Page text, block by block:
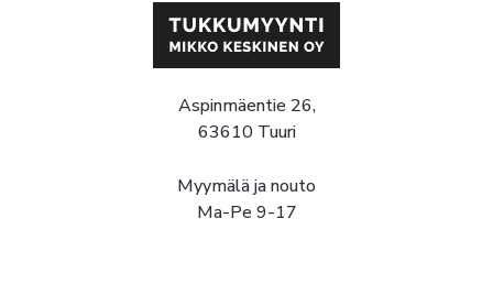
Aspinmäentie 26,
63610 Tuuri
Myymälä ja nouto
Ma-Pe 9-17